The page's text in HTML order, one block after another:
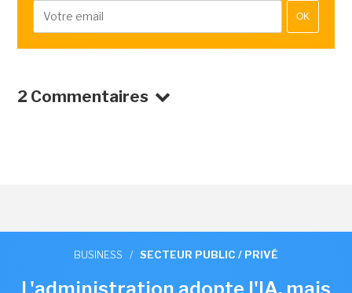
OK
2 Commentaires
BUSINESS / SECTEUR PUBLIC / PRIVÉ